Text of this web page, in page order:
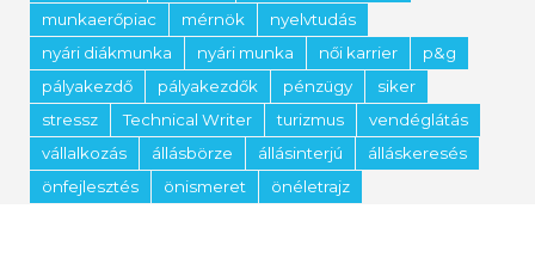
munkaerőpiac
mérnök
nyelvtudás
nyári diákmunka
nyári munka női karrier
p&g
pályakezdő
pályakezdők pénzügy
siker
stressz
Technical Writer turizmus
vendéglátás
vállalkozás
állásbörze állásinterjú
álláskeresés
önfejlesztés
önismeret önéletrajz